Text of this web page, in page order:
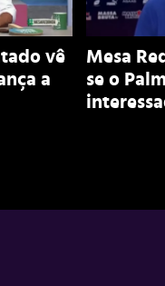
vê
a
Mesa
se o